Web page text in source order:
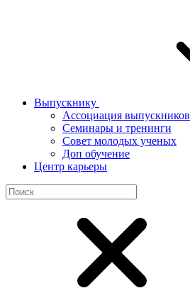
Выпускнику
Ассоциация выпускников
Семинары и тренинги
Совет молодых ученых
Доп обучение
Центр карьеры